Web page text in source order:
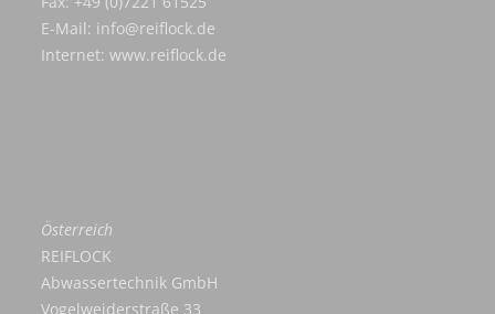
E-Mail: info@reiflock.de
Internet:www.reiflock.de
Österreich
REIFLOCK
Abwassertechnik GmbH
Vogelweiderstraße 33